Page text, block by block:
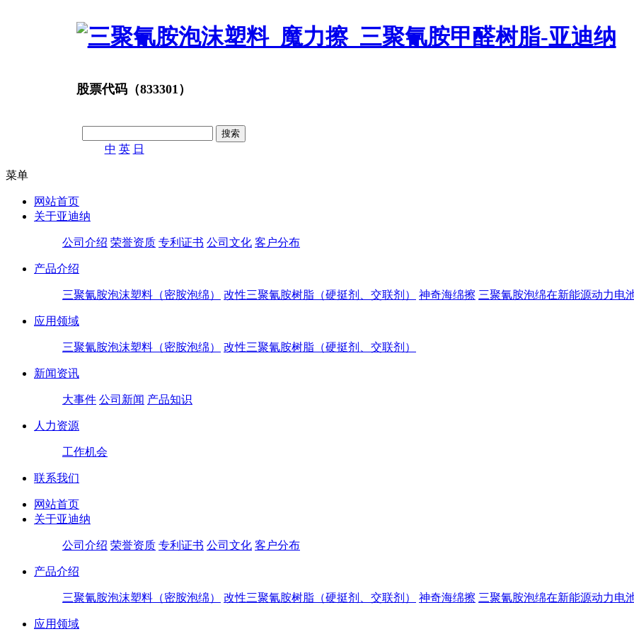
股票代码（833301）
中 英 日
菜单
网站首页
关于亚迪纳
公司介绍 荣誉资质 专利证书 公司文化 客户分布
产品介绍
三聚氰胺泡沫塑料（密胺泡绵） 改性三聚氰胺树脂（硬挺剂、交联剂） 神奇海绵擦 三聚氰胺泡绵在新能源动力电
应用领域
三聚氰胺泡沫塑料（密胺泡绵） 改性三聚氰胺树脂（硬挺剂、交联剂）
新闻资讯
大事件 公司新闻 产品知识
人力资源
工作机会
联系我们
网站首页
关于亚迪纳
公司介绍 荣誉资质 专利证书 公司文化 客户分布
产品介绍
三聚氰胺泡沫塑料（密胺泡绵） 改性三聚氰胺树脂（硬挺剂、交联剂） 神奇海绵擦 三聚氰胺泡绵在新能源动力电
应用领域